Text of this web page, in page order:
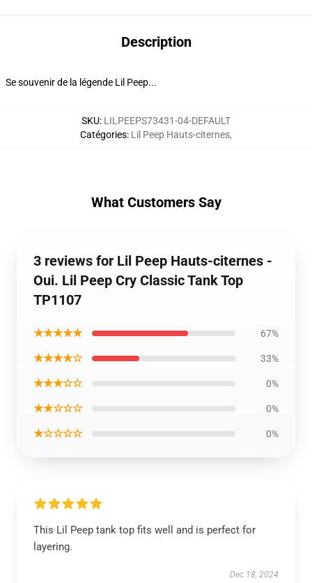
Description
Se souvenir de la légende Lil Peep...
SKU: LILPEEPS73431-04-DEFAULT
Catégories: Lil Peep Hauts-citernes,
What Customers Say
3 reviews for Lil Peep Hauts-citernes -
Oui. Lil Peep Cry Classic Tank Top
TP1107
★★★★★ 67%
★★★★☆ 33%
★★★☆☆ 0%
★★☆☆☆ 0%
★☆☆☆☆ 0%
This Lil Peep tank top fits well and is perfect for
layering.
Dec 18, 2024